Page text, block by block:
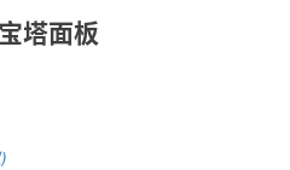
塔面板